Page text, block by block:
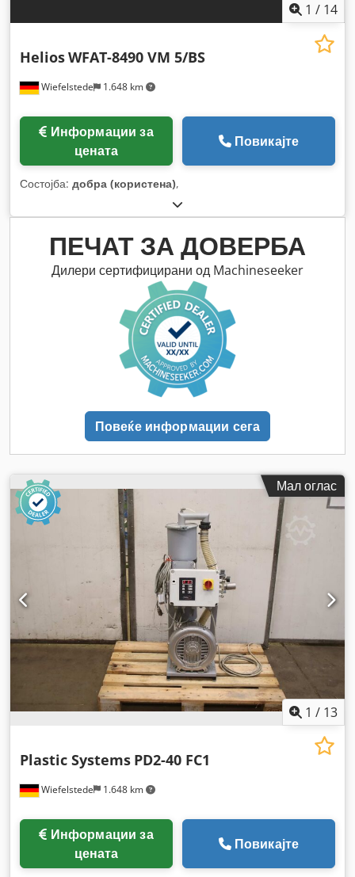
1 / 14
Wiefelstede 1.648 km
HeliosWFAT-8490 VM 5/BS
цената
Повикајте
Состојба: добра (користена),
ПЕЧАТ ЗА ДОВЕРБА
Дилери сертифицирани од Machineseeker
Повеќе информации сега
Мал оглас
1 / 13
Wiefelstede 1.648 km
Plastic Systems PD2-40 FC1
цената
Повикајте